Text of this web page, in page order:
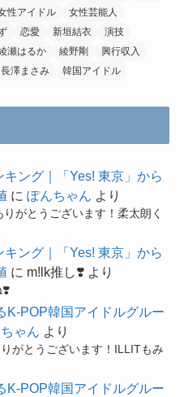
性アイドル
女性芸能人
恋愛 新垣結衣
演技
瀬はるか 綾野剛
興行収入
長澤まさみ 韓国アイドル
ング｜「Yes! 東京」から
にぽんちゃん より
がとうございます！柔太朗く
ング｜「Yes! 東京」から
に m!lk推し❣️ より
❣️
K-POP韓国アイドルグルー
ゃん より
がとうございます！ILLITもみ
K-POP韓国アイドルグルー